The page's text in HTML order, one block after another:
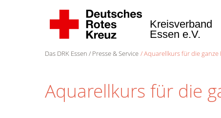
Kreisverband
Essen e.V.
Das DRK Essen Presse & Service Aquarellkurs für die ganze
Aquarellkurs für die